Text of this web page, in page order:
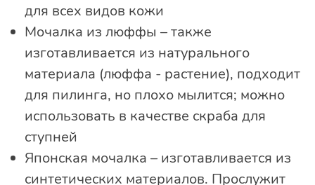
для всех видов кожи
Мочалка из люффы – также
изготавливается из натурального
материала (люффа - растение), подходит
для пилинга, но плохо мылится; можно
использовать в качестве скраба для
ступней
Японская мочалка – изготавливается из
синтетических материалов. Прослужит